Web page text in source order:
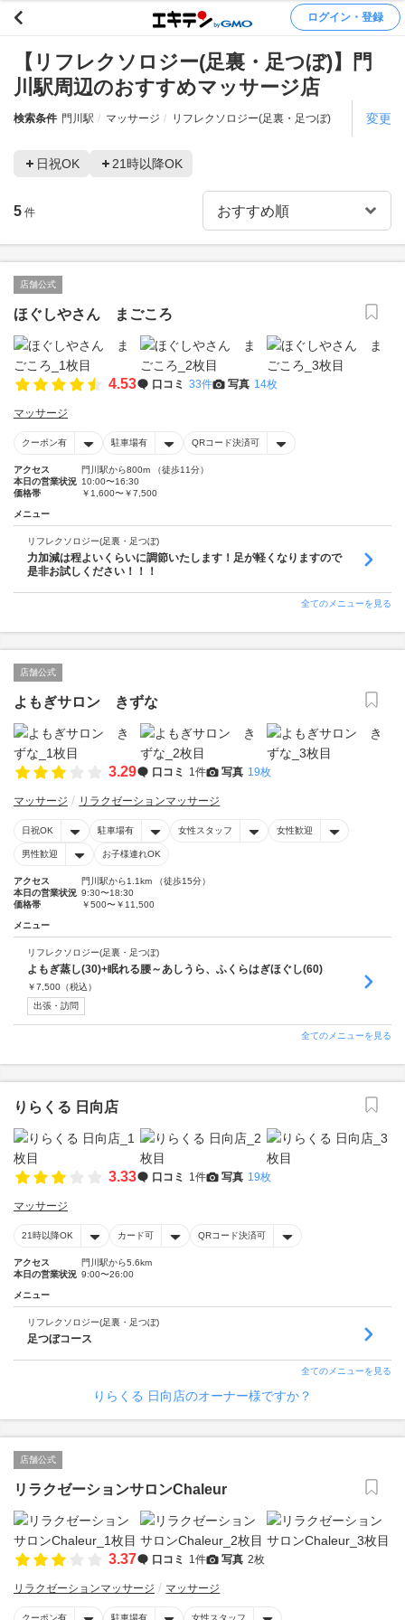
ログイン・登録
【リフレクソロジー(足裏・足つぼ)】門
川駅周辺のおすすめマッサージ店
検索条件 門川駅 マッサージ リフレクソロジー(足裏・足つぼ) 変更
日祝OK 21時以降OK
5 件
店舗公式
ほぐしやさん まごころ
4.53 口コミ 33件 写真 14枚
マッサージ
クーポン有 駐車場有 QRコード決済可
アクセス
門川駅から800m （徒歩11分）
本日の営業状況 10:00〜16:30
価格帯
￥1,600〜￥7,500
メニュー
リフレクソロジー(足裏・足つぼ)
力加減は程よいくらいに調節いたします！足が軽くなりますので
是非お試しください！！！
全てのメニューを見る
店舗公式
よもぎサロン きずな
3.29 口コミ 1件 写真 19枚
マッサージ リラクゼーションマッサージ
日祝OK 駐車場有 女性スタッフ 女性歓迎
男性歓迎 お子様連れOK
アクセス
門川駅から1.1km （徒歩15分）
本日の営業状況 9:30〜18:30
価格帯
￥500〜￥11,500
メニュー
リフレクソロジー(足裏・足つぼ)
よもぎ蒸し(30)+眠れる腰～あしうら、ふくらはぎほぐし(60)
￥7,500 （税込）
出張・訪問
全てのメニューを見る
りらくる 日向店
3.33 口コミ 1件 写真 19枚
マッサージ
21時以降OK カード可 QRコード決済可
アクセス
門川駅から5.6km
本日の営業状況 9:00〜26:00
メニュー
リフレクソロジー(足裏・足つぼ)
足つぼコース
全てのメニューを見る
りらくる 日向店のオーナー様ですか？
店舗公式
リラクゼーションサロンChaleur
3.37 口コミ 1件 写真 2枚
リラクゼーションマッサージ マッサージ
クーポン有 駐車場有 女性スタッフ